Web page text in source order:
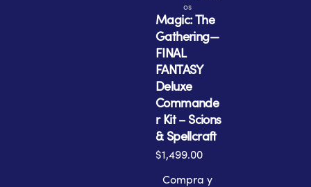
os
Magic: The
Gathering—
FINAL
FANTASY
Deluxe
Commande
r Kit – Scions
& Spellcraft
$1,499.00
Compra y